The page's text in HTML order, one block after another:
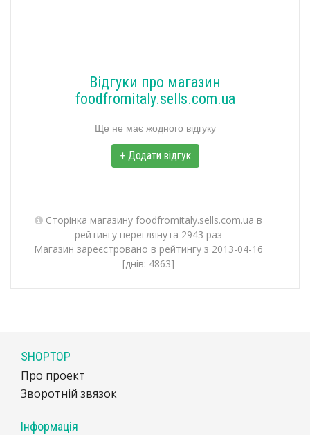
Відгуки про магазин
foodfromitaly.sells.com.ua
Ще не має жодного відгуку
+ Додати відгук
Сторінка магазину foodfromitaly.sells.com.ua в
рейтингу переглянута 2943 раз
Магазин зареєстровано в рейтингу з 2013-04-16
[днів: 4863]
SHOPTOP
Про проект
Зворотній звязок
Інформація